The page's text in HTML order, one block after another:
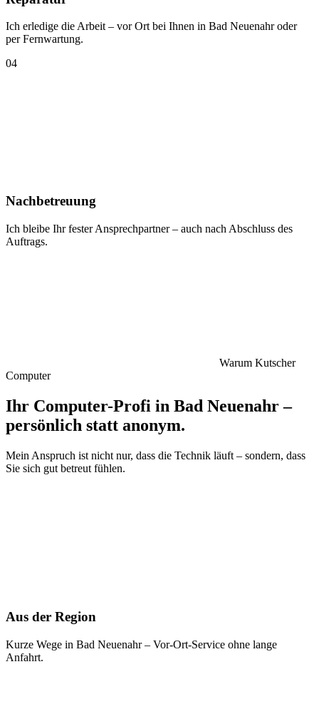
Ich erledige die Arbeit – vor Ort bei Ihnen in Bad Neuenahr oder
per Fernwartung.
04
Nachbetreuung
Ich bleibe Ihr fester Ansprechpartner – auch nach Abschluss des
Auftrags.
Warum Kutscher
Computer
Ihr Computer-Profi in Bad Neuenahr –
persönlich statt anonym.
Mein Anspruch ist nicht nur, dass die Technik läuft – sondern, dass
Sie sich gut betreut fühlen.
Aus der Region
Kurze Wege in Bad Neuenahr – Vor-Ort-Service ohne lange
Anfahrt.